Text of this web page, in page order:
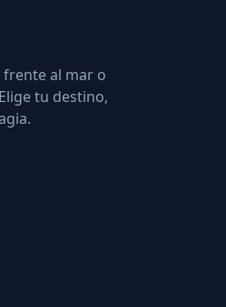
frente al mar o
tu destino,